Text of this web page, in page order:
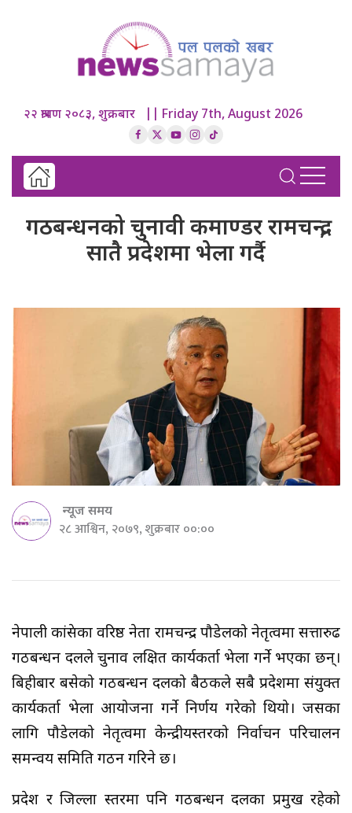
२२ श्रावण २०८३, शुक्रबार || Friday 7th, August 2026
गठबन्धनको चुनावी कमाण्डर रामचन्द्र,
सातै प्रदेशमा भेला गर्दै
न्यूज समय
२८ आश्विन, २०७९, शुक्रबार ००:००
नेपाली कांग्रेसका वरिष्ठ नेता रामचन्द्र पौडेलको नेतृत्वमा सत्तारुढ
गठबन्धन दलले चुनाव लक्षित कार्यकर्ता भेला गर्ने भएका छन्।
बिहीबार बसेको गठबन्धन दलको बैठकले सबै प्रदेशमा संयुक्त
कार्यकर्ता भेला आयोजना गर्ने निर्णय गरेको थियो। जसका
लागि पौडेलको नेतृत्वमा केन्द्रीयस्तरको निर्वाचन परिचालन
समन्वय समिति गठन गरिने छ।
प्रदेश र जिल्ला स्तरमा पनि गठबन्धन दलका प्रमुख रहेको